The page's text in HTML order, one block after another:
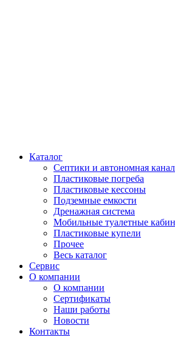
Каталог
Септики и автономная
Пластиковые погреба
Пластиковые кессоны
Подземные емкости
Дренажная система
Мобильные туалетные
Пластиковые купели
Прочее
Весь каталог
Сервис
О компании
О компании
Сертификаты
Наши работы
Новости
Контакты